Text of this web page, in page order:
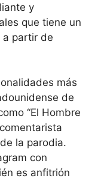
y
que tiene un
a partir de
más
de
“El Hombre
la parodia.
con
es anfitrión